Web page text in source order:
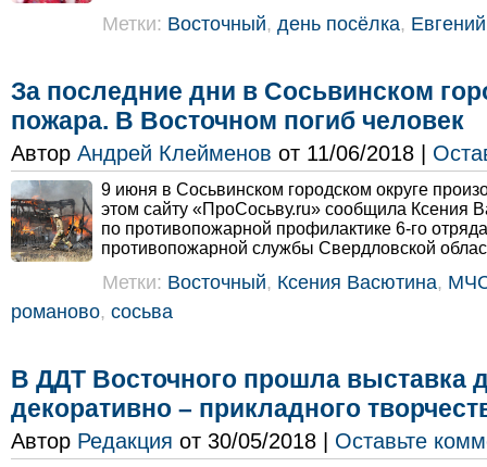
Метки: Восточный, день посёлка,
За последние дни в Сосьвинском
пожара. В Восточном погиб человек
Автор Андрей Клейменов от 11/06/2018 |
9 июня в Сосьвинском городском округе
этом сайту «ПроСосьву.ru» сообщила Ксения
по противопожарной профилактике 6-го
противопожарной службы Свердловской
Метки: Восточный, Ксения Васютина,
романово, сосьва
В ДДТ Восточного прошла выставка
декоративно – прикладного
Автор Редакция от 30/05/2018 | Оставьте